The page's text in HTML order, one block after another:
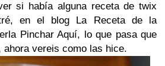
si había alguna receta de twix
en el blog La Receta de la
Pinchar Aquí, lo que pasa que
vereis como las hice.